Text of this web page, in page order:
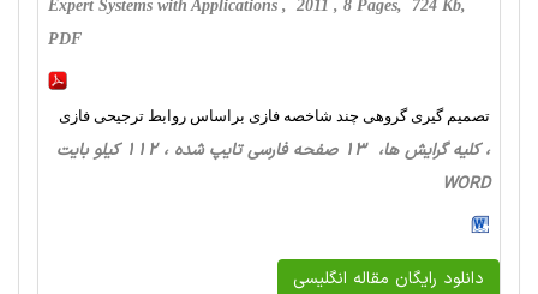
Expert Systems with Applications , 2011 , 8 Pages, 724 Kb,
PDF
تصمیم گیری گروهی چند شاخصه فازی براساس روابط ترجیحی فازی
، کلیه گرایش ها، 13 صفحه فارسی تایپ شده ، 112 کیلو بایت
WORD
دانلود رایگان مقاله انگلیسی